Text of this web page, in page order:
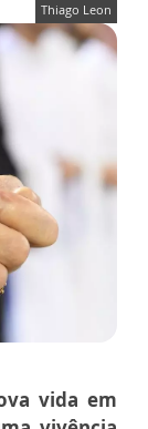
Thiago Leon
vida em